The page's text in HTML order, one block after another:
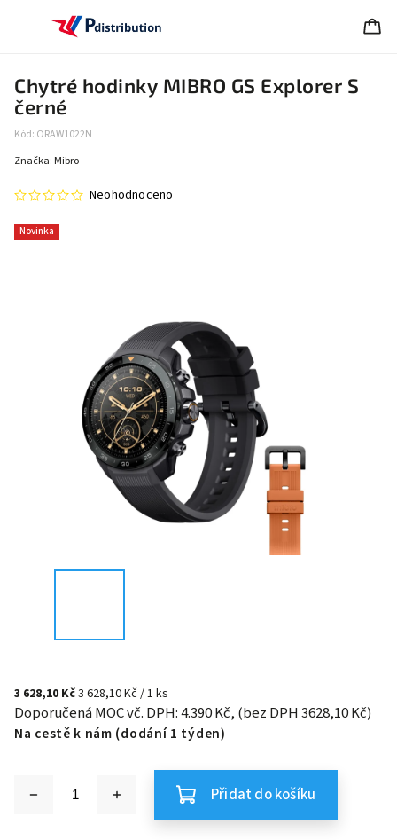
Chytré hodinky MIBRO GS Explorer S
černé
Kód: ORAW1022N
Novinka
Neohodnoceno
Značka: Mibro
3 628,10 Kč3 628,10 Kč / 1 ks
Doporučená MOC vč. DPH: 4.390 Kč, (bez DPH 3628,10 Kč)
Na cestě k nám (dodání 1 týden)
Přidat do košíku